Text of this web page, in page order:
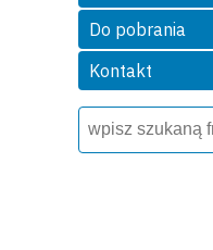
Do pobrania
Kontakt
Wyszukiwarka
Szukaj